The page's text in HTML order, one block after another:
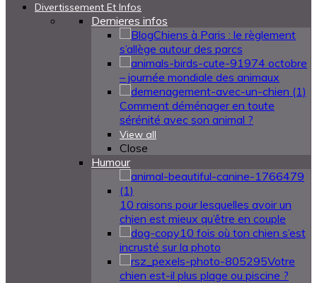
Divertissement Et Infos
Dernieres infos
Chiens à Paris : le règlement
s’allège autour des parcs
4 octobre
– journée mondiale des animaux
Comment déménager en toute
sérénité avec son animal ?
View all
Close
Humour
10 raisons pour lesquelles avoir un
chien est mieux qu’être en couple
10 fois où ton chien s’est
incrusté sur la photo
Votre
chien est-il plus plage ou piscine ?